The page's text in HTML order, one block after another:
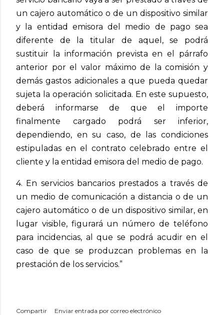
un cajero automático o de un dispositivo similar
y la entidad emisora del medio de pago sea
diferente de la titular de aquel, se podrá
sustituir la información prevista en el párrafo
anterior por el valor máximo de la comisión y
demás gastos adicionales a que pueda quedar
sujeta la operación solicitada. En este supuesto,
deberá informarse de que el importe
finalmente cargado podrá ser inferior,
dependiendo, en su caso, de las condiciones
estipuladas en el contrato celebrado entre el
cliente y la entidad emisora del medio de pago.
4. En servicios bancarios prestados a través de
un medio de comunicación a distancia o de un
cajero automático o de un dispositivo similar, en
lugar visible, figurará un número de teléfono
para incidencias, al que se podrá acudir en el
caso de que se produzcan problemas en la
prestación de los servicios.”
Compartir
Enviar entrada por correo electrónico